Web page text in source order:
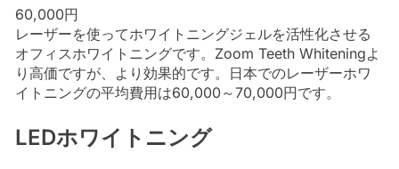
60,000円
レーザーを使ってホワイトニングジェルを活性化させる
オフィスホワイトニングです。Zoom Teeth Whiteningよ
り高価ですが、より効果的です。日本でのレーザーホワ
イトニングの平均費用は60,000～70,000円です。
LEDホワイトニング